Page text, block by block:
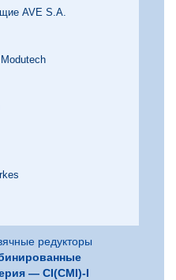
AVE S.A.
редукторы
— CI(CMI)-I